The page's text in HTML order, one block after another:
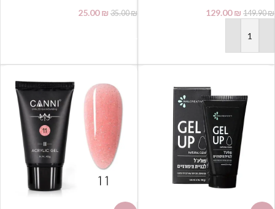
149.90₪
129.00₪
הוספה לסל
35.00₪
25.00₪